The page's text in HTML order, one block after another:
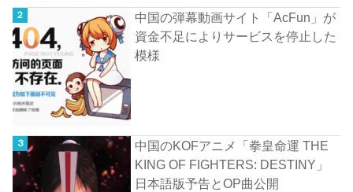
中国の弾幕動画サイト「AcFun」が
資金不足によりサービスを停止した
模様
中国のKOFアニメ「拳皇命運 THE
KING OF FIGHTERS: DESTINY」
日本語版予告とOP曲公開